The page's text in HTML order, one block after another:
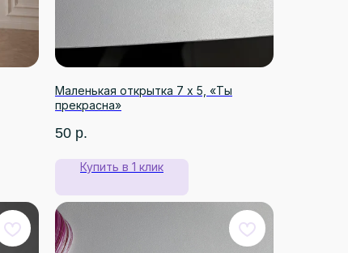
Маленькая открытка 7 х 5, «Ты
прекрасна»
50 р.
Купить в 1 клик